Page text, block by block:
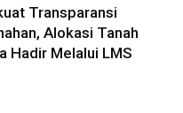
Transparansi
Alokasi Tanah
Hadir Melalui LMS